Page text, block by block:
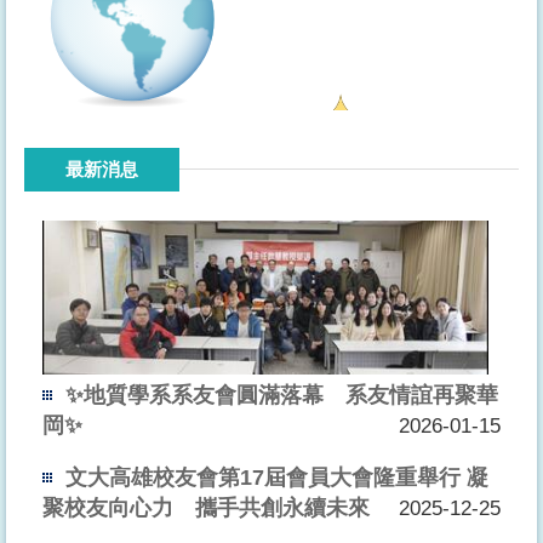
最新消息
✨地質學系系友會圓滿落幕 系友情誼再聚華
岡✨
2026-01-15
文大高雄校友會第17屆會員大會隆重舉行 凝
聚校友向心力 攜手共創永續未來
2025-12-25